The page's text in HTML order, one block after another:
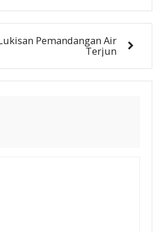
Pemandangan Air
Terjun